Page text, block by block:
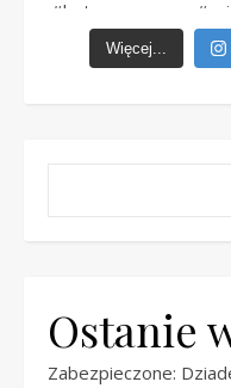
Więcej...
Ostanie
Zabezpieczone: